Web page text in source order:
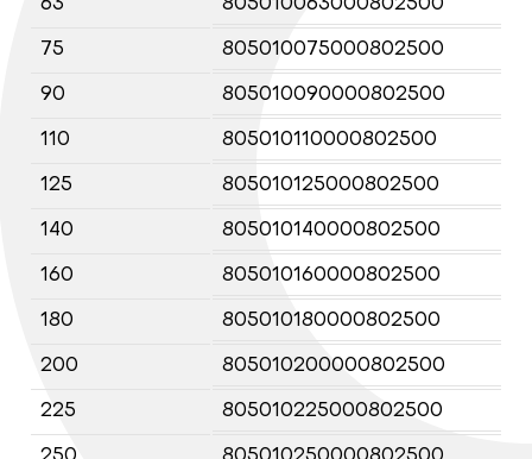
75
805010075000802500
90
805010090000802500
110
805010110000802500
125
805010125000802500
140
805010140000802500
160
805010160000802500
180
805010180000802500
200
805010200000802500
225
805010225000802500